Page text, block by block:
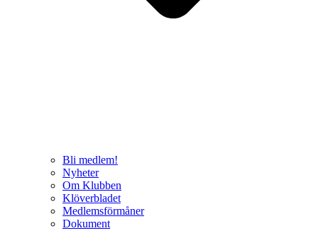
Bli medlem!
Nyheter
Om Klubben
Klöverbladet
Medlemsförmåner
Dokument